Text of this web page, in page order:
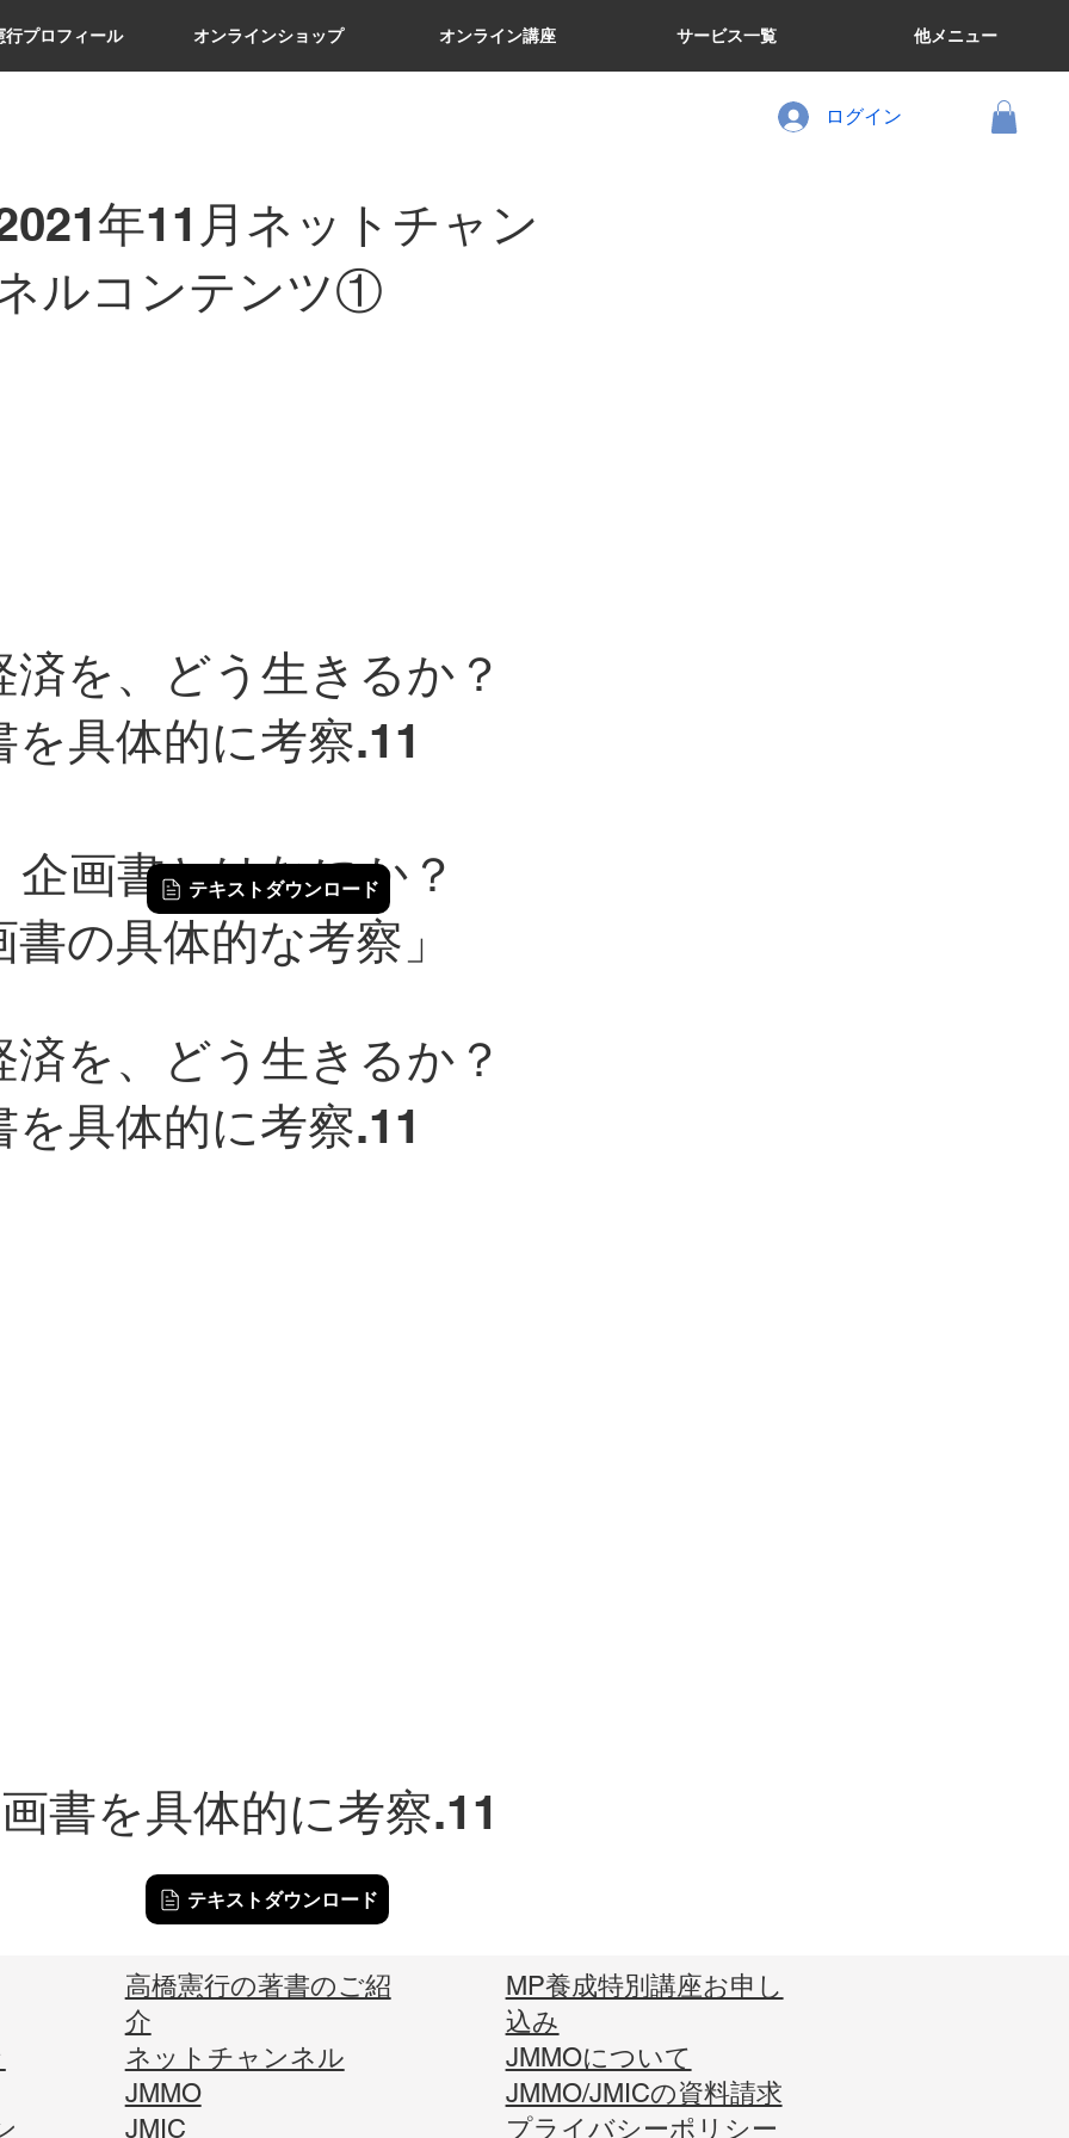
行プロフィール オンラインショップ オンライン講座 サービス一覧 他メニュー
ログイン
年11月ネットチャン
ルコンテンツ①
済を、どう生きるか？
を具体的に考察.11
企画書とはなにか？
の具体的な考察」
テキストダウンロード
済を、どう生きるか？
を具体的に考察.11
書を具体的に考察.11
テキストダウンロード
高橋憲行の著書のご紹
介
ネットチャンネル
JMMO
JMIC
MP養成特別講座お申し
込み
JMMOについて
JMMO/JMICの資料請求
​プライバシーポリシー